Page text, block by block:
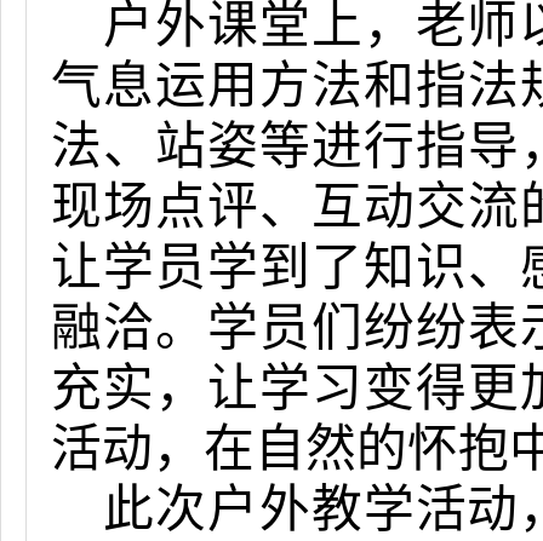
户外课堂上，老师
气息运用方法和指法
法、站姿等进行指导
现场点评、互动交流
让学员学到了知识、
融洽。学员们纷纷表
充实，让学习变得更
活动，在自然的怀抱
此次户外教学活动